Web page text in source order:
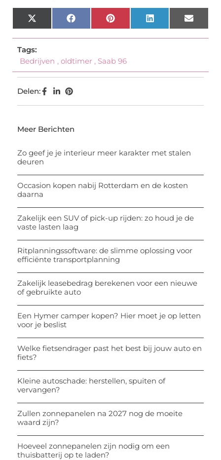
X
(Twitter)
FacebookPinterest LinkedIn Email
Tags:
Bedrijven , oldtimer , Saab 96
Delen:
Meer Berichten
Zo geef je je interieur meer karakter met stalen
deuren
Occasion kopen nabij Rotterdam en de kosten
daarna
Zakelijk een SUV of pick-up rijden: zo houd je de
vaste lasten laag
Ritplanningssoftware: de slimme oplossing voor
efficiënte transportplanning
Zakelijk leasebedrag berekenen voor een nieuwe
of gebruikte auto
Een Hymer camper kopen? Hier moet je op letten
voor je beslist
Welke fietsendrager past het best bij jouw auto en
fiets?
Kleine autoschade: herstellen, spuiten of
vervangen?
Zullen zonnepanelen na 2027 nog de moeite
waard zijn?
Hoeveel zonnepanelen zijn nodig om een
thuisbatterij op te laden?